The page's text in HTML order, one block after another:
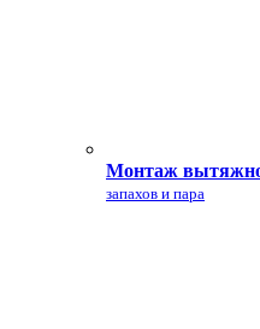
Монтаж
запахов и пара